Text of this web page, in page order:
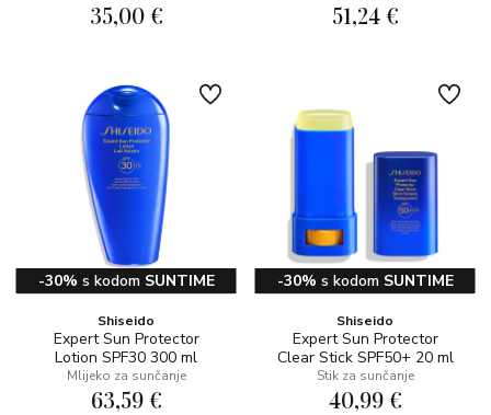
35,00 € 51,24 €
-30% s kodom SUNTIME
Shiseido
Expert Sun Protector
Lotion SPF30 300 ml
Mlijeko za sunčanje
63,59 €
-30% s kodom SUNTIME
Shiseido
Expert Sun Protector
Clear Stick SPF50+ 20 ml
Stik za sunčanje
40,99 €